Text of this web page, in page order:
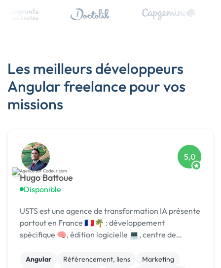
Les meilleurs développeurs
Angular freelance pour vos
missions
Hugo Battoue
Disponible
5,0
USTS est une agence de transformation IA présente
partout en France 🇫🇷🌴 : développement
spécifique 🧠, édition logicielle 💻, centre de
MASQUÉE] 🏆 !
Angular Référencement, liens
Marketing